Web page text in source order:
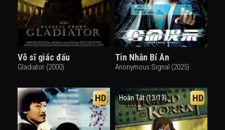
Võ sĩ giác đấu
Gladiator (2000)
Tin Nhắn Bí Ẩn
Anonymous Signal (2025)
HD Hoàn Tất (13/13) HD